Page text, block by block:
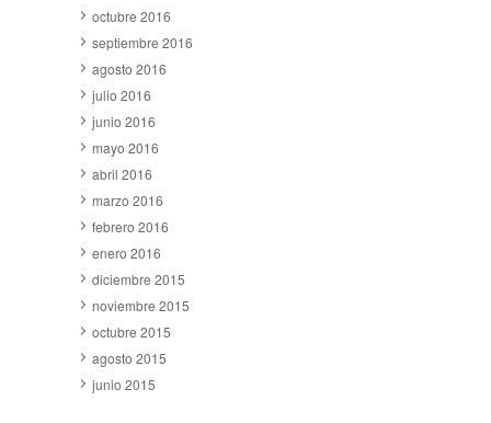
octubre 2016
septiembre 2016
agosto 2016
julio 2016
junio 2016
mayo 2016
abril 2016
marzo 2016
febrero 2016
enero 2016
diciembre 2015
noviembre 2015
octubre 2015
agosto 2015
junio 2015